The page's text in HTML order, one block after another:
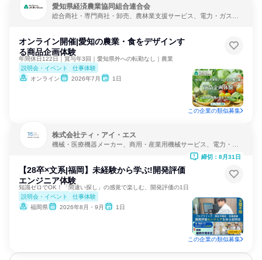
愛知県経済農業協同組合連合会
総合商社・専門商社・卸売、農林業支援サービス、電力・ガス・
オンライン開催|愛知の農業・食をデザインす
る商品企画体験
年間休日122日｜賞与年3回｜愛知県外への転勤なし｜農業
説明会・イベント
仕事体験
オンライン
2026年7月 1日
この企業の類似募集
株式会社ティ・アイ・エス
機械・医療機器メーカー、商用・産業用機械サービス、電力・ガ
【28卒×文系|福岡】未経験から学ぶ!開発評価
エンジニア体験
知識ゼロでOK！「間違い探し」の感覚で楽しむ、開発評価の1日
説明会・イベント
仕事体験
福岡県
2026年8月・9月 1日
締切：8月31日
この企業の類似募集